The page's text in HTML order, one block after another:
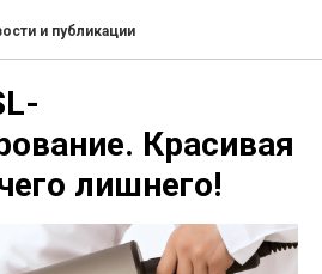
и публикации
Красивая
лишнего!